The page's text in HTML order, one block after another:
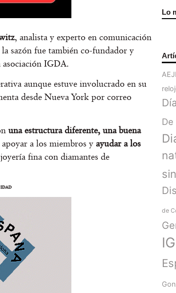
, analista y experto en comunicación
sazón fue también co-fundador y
IGDA.
aunque estuve involucrado en su
desde Nueva York por correo
una estructura diferente, una buena
apoyar a los miembros y ayudar a los
fina con diamantes de
Lo
De
de